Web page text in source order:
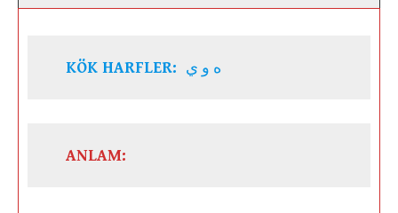
KÖK HARFLER: ه و ي
ANLAM: